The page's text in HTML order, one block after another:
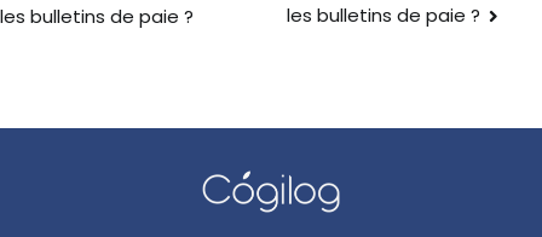
les bulletins de paie ?
les bulletins de paie ?